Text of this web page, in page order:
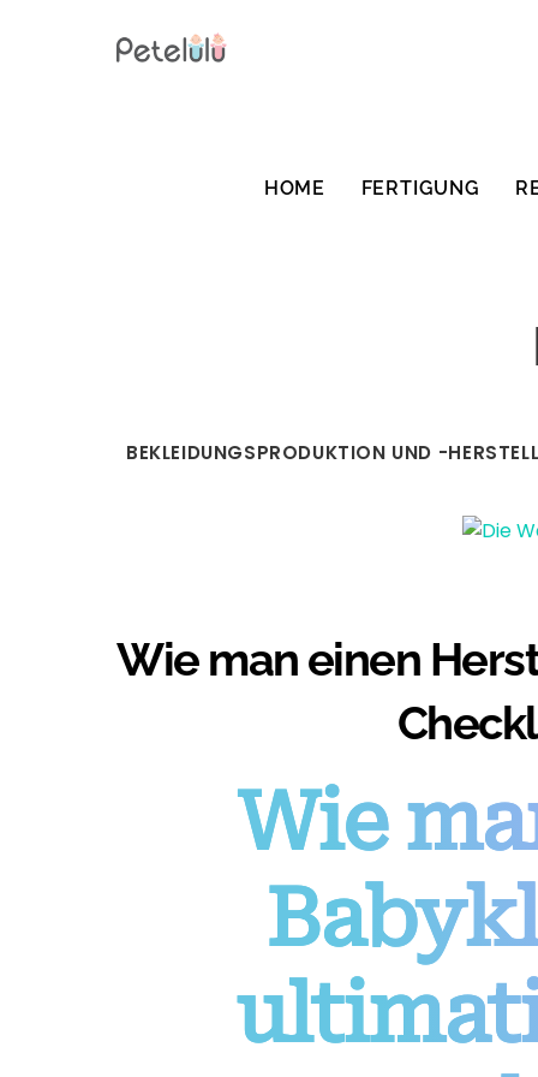
HOME FERTIGUNG
BEKLEIDUNGSPRODUKTION UND -
Wie man einen
Wie